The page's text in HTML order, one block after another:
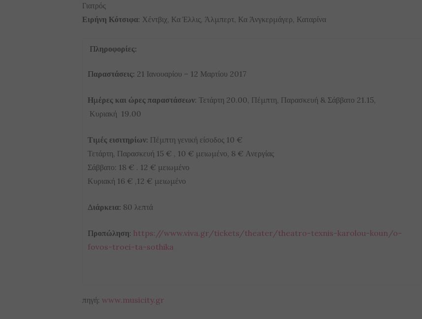
Γιατρός
Ειρήνη Κότσιφα: Χέντβιχ, Κα Έλλις, Άλμπερτ, Κα Άνγκερμάγερ, Καταρίνα
Πληροφορίες:
Παραστάσεις: 21 Ιανουαρίου – 12 Μαρτίου 2017
Ημέρες και ώρες παραστάσεων: Τετάρτη 20.00, Πέμπτη, Παρασκευή & Σάββατο 21.15,
Κυριακή 19.00
Τιμές εισιτηρίων: Πέμπτη γενική είσοδος 10 €
Τετάρτη, Παρασκευή 15 € , 10 € μειωμένο, 8 € Ανεργίας
Σάββατο: 18 € . 12 € μειωμένο
Κυριακή 16 € ,12 € μειωμένο
Διάρκεια: 80 λεπτά
Προπώληση: https://www.viva.gr/tickets/theater/theatro-texnis-karolou-koun/o-
fovos-troei-ta-sothika
πηγή: www.musicity.gr